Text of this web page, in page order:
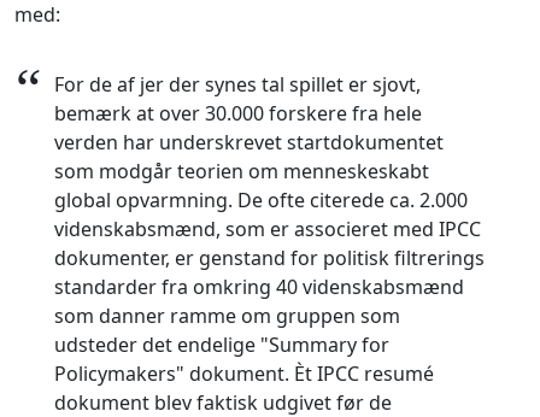
med:
“ For de af jer der synes tal spillet er sjovt,
bemærk at over 30.000 forskere fra hele
verden har underskrevet startdokumentet
som modgår teorien om menneskeskabt
global opvarmning. De ofte citerede ca. 2.000
videnskabsmænd, som er associeret med IPCC
dokumenter, er genstand for politisk filtrerings
standarder fra omkring 40 videnskabsmænd
som danner ramme om gruppen som
udsteder det endelige "Summary for
Policymakers" dokument. Èt IPCC resumé
dokument blev faktisk udgivet før de